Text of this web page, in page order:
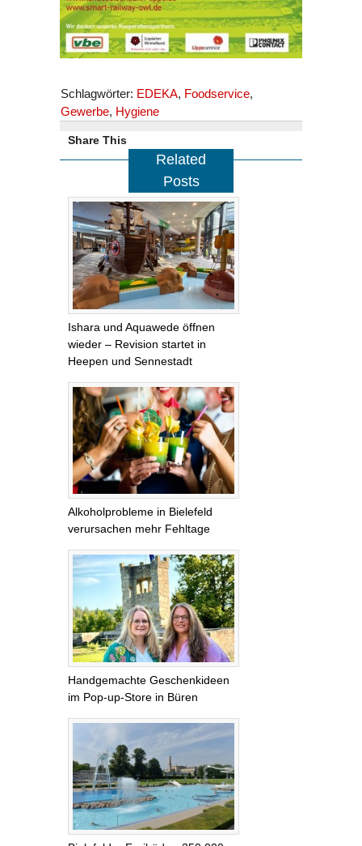
Schlagwörter: EDEKA, Foodservice,
Gewerbe, Hygiene
Share This
Related
Posts
Ishara und Aquawede öffnen
wieder – Revision startet in
Heepen und Sennestadt
Alkoholprobleme in Bielefeld
verursachen mehr Fehltage
Handgemachte Geschenkideen
im Pop-up-Store in Büren